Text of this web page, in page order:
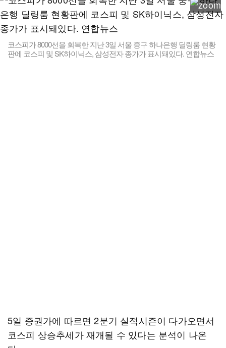
코스피가 8000선을 회복한 지난 3일 서울 중구 하나은행 딜링룸 현황
판에 코스피 및 SK하이닉스, 삼성전자 종가가 표시돼있다. 연합뉴스
5일 증권가에 따르면 2분기 실적시즌이 다가오면서
코스피 상승추세가 재개될 수 있다는 분석이 나온